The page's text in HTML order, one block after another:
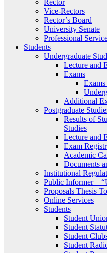
Rector
Vice-Rectors
Rector’s Board
University Senate
Professional
Students
Undergraduate
Lecture and
Exams
Additional
Postgraduate
Results of
Studies
Lecture and
Exam
Academic
Documents
Institutional
Public Informer –
Proposals Thesis
Online Services
Students
Student
Student
Student
Student